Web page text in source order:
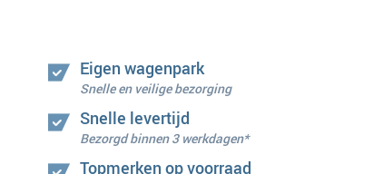
Eigen wagenpark
Snelle en veilige bezorging
Snelle levertijd
Bezorgd binnen 3 werkdagen*
Topmerken op voorraad